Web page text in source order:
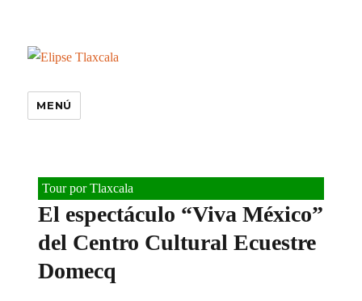
MENÚ
Tour por Tlaxcala
El espectáculo “Viva México”
del Centro Cultural Ecuestre
Domecq